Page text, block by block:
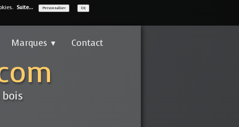
Suite... Personnaliser OK
Marques ▼ Contact